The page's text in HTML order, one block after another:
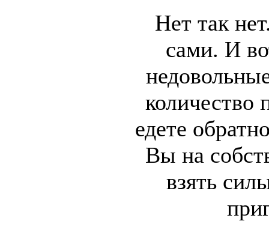
Нет так
сами. И
количество
едете
Вы на
взять